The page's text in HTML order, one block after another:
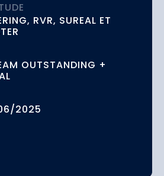
RVR, SUREAL ET
OUTSTANDING +
2025